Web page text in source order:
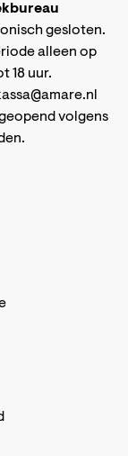
gesloten.
alleen op
18 uur.
volgens
.